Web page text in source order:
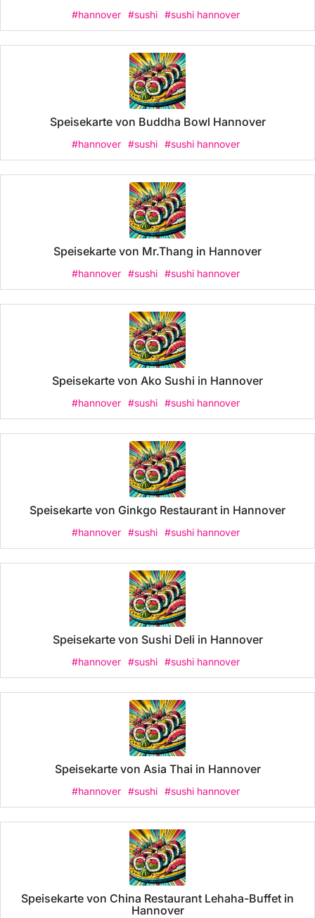
#hannover #sushi #sushi hannover
Speisekarte von Buddha Bowl Hannover
#hannover #sushi #sushi hannover
Speisekarte von Mr.Thang in Hannover
#hannover #sushi #sushi hannover
Speisekarte von Ako Sushi in Hannover
#hannover #sushi #sushi hannover
Speisekarte von Ginkgo Restaurant in Hannover
#hannover #sushi #sushi hannover
Speisekarte von Sushi Deli in Hannover
#hannover #sushi #sushi hannover
Speisekarte von Asia Thai in Hannover
#hannover #sushi #sushi hannover
Speisekarte von China Restaurant Lehaha-Buffet in
Hannover